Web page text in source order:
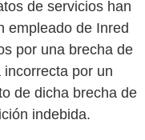
de servicios han
empleado de Inred
por una brecha de
por un
de dicha brecha de
indebida.